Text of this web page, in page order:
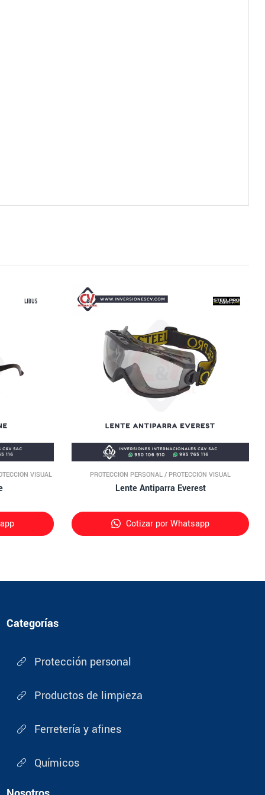
VISUAL PROTECCIÓN PERSONAL / PROTECCIÓN VISUAL
Lente Antiparra Everest
Cotizar por Whatsapp
Categorías
Protección personal
Productos de limpieza
Ferretería y afines
Químicos